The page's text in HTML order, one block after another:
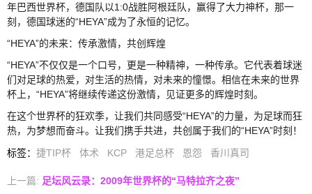
年巴西世界杯，德国队以1:0战胜阿根廷队，赢得了大力神杯，那一
刻，德国球迷的“HEYA”成为了永恒的记忆。
“HEYA”的未来：传承激情，共创辉煌
“HEYA”不仅仅是一个口号，更是一种精神，一种传承。它代表着球迷
们对足球的热爱，对生活的热情，对未来的憧憬。相信在未来的世界
杯上，“HEYA”将继续传递这份激情，见证更多的辉煌时刻。
在这个世界杯的狂欢季，让我们共同感受“HEYA”的力量，为足球而狂
热，为梦想而奋斗。让我们携手共进，共创属于我们的“HEYA”时刻！
标签： 捷TIP杯 体术 KCP 港足总杯 恩怨 香川真司
上一篇: 足坛风云录：2009年世界杯的“马特拉齐之夜”